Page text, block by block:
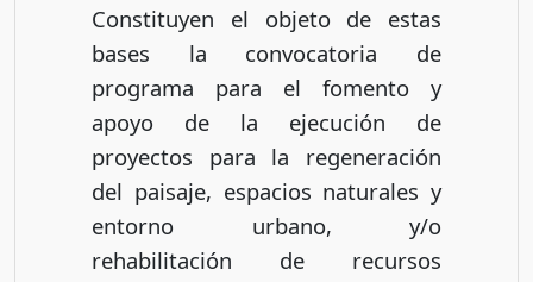
Constituyen el objeto de estas
bases la convocatoria de
programa para el fomento y
apoyo de la ejecución de
proyectos para la regeneración
del paisaje, espacios naturales y
entorno urbano, y/o
rehabilitación de recursos